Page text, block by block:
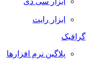
ابزار رایت
گرافیک
پلاگین نرم افزارها